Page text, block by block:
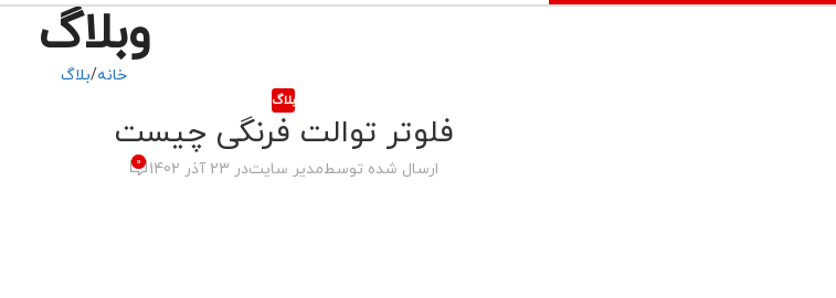
وبلاگ
خانه بلاگ
بلاگ
فلوتر توالت فرنگی چیست
ارسال شده توسطمدیر سایتدر 23 آذر 1402 0